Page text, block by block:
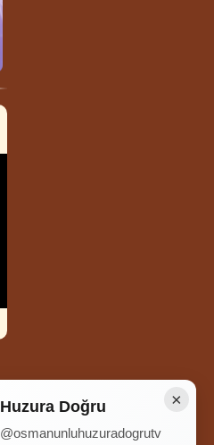
×
Huzura Doğru
@osmanunluhuzuradogrutv